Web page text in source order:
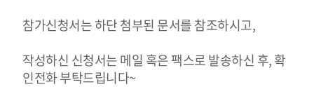
참가신청서는 하단 첨부된 문서를 참조하시고,
작성하신 신청서는 메일 혹은 팩스로 발송하신 후, 확
인전화 부탁드립니다~